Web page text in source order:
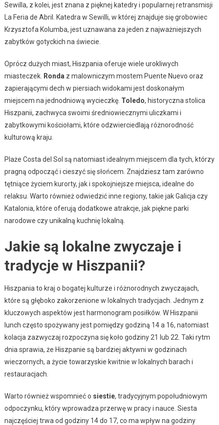
Sewilla, z kolei, jest znana z pięknej katedry i popularnej retransmisji
La Feria de Abril. Katedra w Sewilli, w której znajduje się grobowiec
Krzysztofa Kolumba, jest uznawana za jeden z najważniejszych
zabytków gotyckich na świecie.
Oprócz dużych miast, Hiszpania oferuje wiele urokliwych
miasteczek. Ronda z malowniczym mostem Puente Nuevo oraz
zapierającymi dech w piersiach widokami jest doskonałym
miejscem na jednodniową wycieczkę. Toledo, historyczna stolica
Hiszpanii, zachwyca swoimi średniowiecznymi uliczkami i
zabytkowymi kościołami, które odzwierciedlają różnorodność
kulturową kraju.
Plaże Costa del Sol są natomiast idealnym miejscem dla tych, którzy
pragną odpocząć i cieszyć się słońcem. Znajdziesz tam zarówno
tętniące życiem kurorty, jak i spokojniejsze miejsca, idealne do
relaksu. Warto również odwiedzić inne regiony, takie jak Galicja czy
Katalonia, które oferują dodatkowe atrakcje, jak piękne parki
narodowe czy unikalną kuchnię lokalną.
Jakie są lokalne zwyczaje i
tradycje w Hiszpanii?
Hiszpania to kraj o bogatej kulturze i różnorodnych zwyczajach,
które są głęboko zakorzenione w lokalnych tradycjach. Jednym z
kluczowych aspektów jest harmonogram posiłków. W Hiszpanii
lunch często spożywany jest pomiędzy godziną 14 a 16, natomiast
kolacja zazwyczaj rozpoczyna się koło godziny 21 lub 22. Taki rytm
dnia sprawia, że Hiszpanie są bardziej aktywni w godzinach
wieczornych, a życie towarzyskie kwitnie w lokalnych barach i
restauracjach.
Warto również wspomnieć o siestie, tradycyjnym popołudniowym
odpoczynku, który wprowadza przerwę w pracy i nauce. Siesta
najczęściej trwa od godziny 14 do 17, co ma wpływ na godziny